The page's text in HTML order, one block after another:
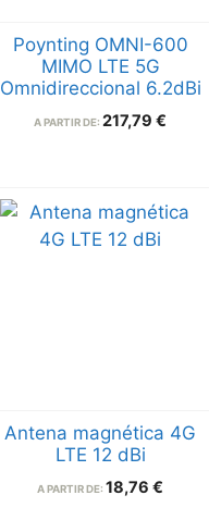
Poynting OMNI-600
MIMO LTE 5G
Omnidireccional 6.2dBi
A PARTIR DE: 217,79 €
Antena magnética 4G
LTE 12 dBi
A PARTIR DE: 18,76 €